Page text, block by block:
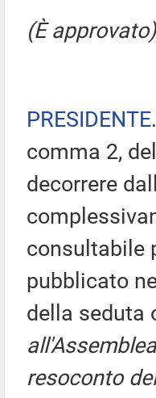
(È approvato)
PRESIDENTE
comma 2,
decorrere
consultabile
pubblicato
della seduta
resoconto